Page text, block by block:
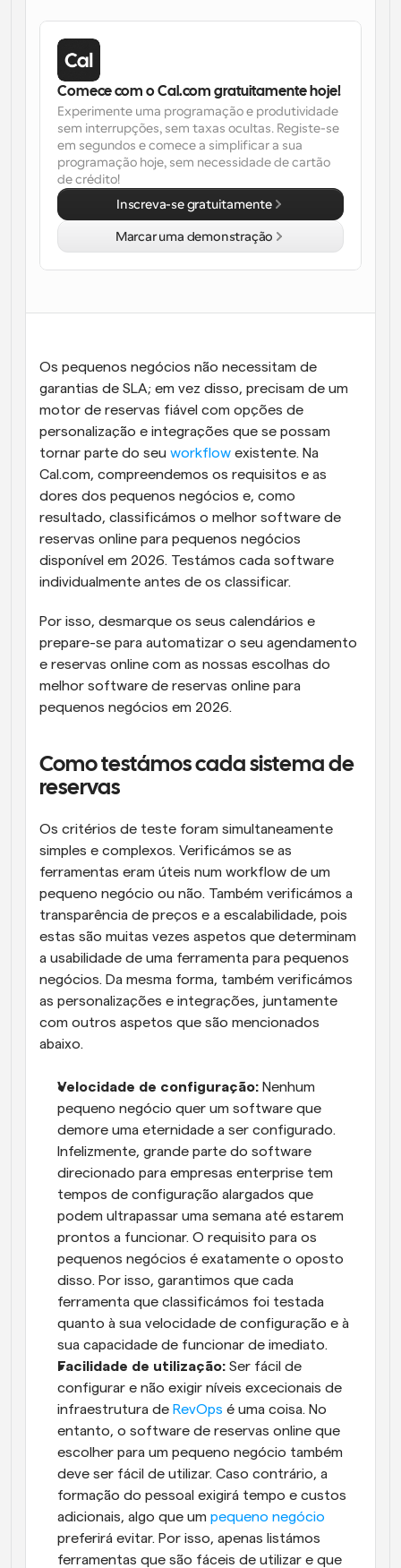
Agendamento potenciado com chamadas
impulsionadas por IA
Automatizar agendamento e lembretes
Blogue
Mantenha-se atualizado com as últimas notícias e
atualizações
Reuniões Instantâneas
Reunião com clientes em minutos
Links de Grupo Dinâmico
Agende reuniões de forma fluida com várias pessoas
Os pequenos negócios não necessitam de
garantias de SLA; em vez disso, precisam de um
motor de reservas fiável com opções de
personalização e integrações que se possam
tornar parte do seu workflow existente. Na
Cal.com, compreendemos os requisitos e as
dores dos pequenos negócios e, como
resultado, classificámos o melhor software de
reservas online para pequenos negócios
disponível em 2026. Testámos cada software
individualmente antes de os classificar.
Por isso, desmarque os seus calendários e
prepare-se para automatizar o seu agendamento
e reservas online com as nossas escolhas do
melhor software de reservas online para
pequenos negócios em 2026.
Como testámos cada sistema de
reservas
Os critérios de teste foram simultaneamente
simples e complexos. Verificámos se as
ferramentas eram úteis num workflow de um
pequeno negócio ou não. Também verificámos a
transparência de preços e a escalabilidade, pois
estas são muitas vezes aspetos que determinam
a usabilidade de uma ferramenta para pequenos
negócios. Da mesma forma, também verificámos
as personalizações e integrações, juntamente
com outros aspetos que são mencionados
abaixo.
Velocidade de configuração: Nenhum
pequeno negócio quer um software que
demore uma eternidade a ser configurado.
Infelizmente, grande parte do software
direcionado para empresas enterprise tem
tempos de configuração alargados que
podem ultrapassar uma semana até estarem
prontos a funcionar. O requisito para os
pequenos negócios é exatamente o oposto
disso. Por isso, garantimos que cada
ferramenta que classificámos foi testada
quanto à sua velocidade de configuração e à
sua capacidade de funcionar de imediato.
Facilidade de utilização: Ser fácil de
configurar e não exigir níveis excecionais de
infraestrutura de RevOps é uma coisa. No
entanto, o software de reservas online que
escolher para um pequeno negócio também
deve ser fácil de utilizar. Caso contrário, a
formação do pessoal exigirá tempo e custos
adicionais, algo que um pequeno negócio
preferirá evitar. Por isso, apenas listámos
ferramentas que são fáceis de utilizar e que
Comece com o Cal.com gratuitamente hoje!
Experimente uma programação e produtividade
sem interrupções, sem taxas ocultas. Registe-se
em segundos e comece a simplificar a sua
programação hoje, sem necessidade de cartão
de crédito!
Inscreva-se gratuitamente
Marcar uma demonstração